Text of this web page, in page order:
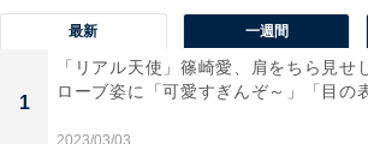
最新 一週間
1
「リアル天使」篠崎愛、肩をちら見せ
ローブ姿に「可愛すぎんぞ～」「目の